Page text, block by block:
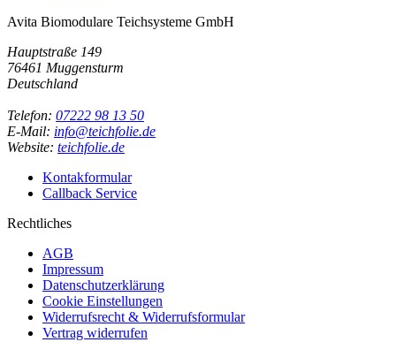
Avita Biomodulare Teichsysteme GmbH
Hauptstraße 149
76461 Muggensturm
Deutschland
Telefon: 07222 98 13 50
E-Mail: info@teichfolie.de
Website: teichfolie.de
Kontakformular
Callback Service
Rechtliches
AGB
Impressum
Datenschutzerklärung
Cookie Einstellungen
Widerrufsrecht & Widerrufsformular
Vertrag widerrufen